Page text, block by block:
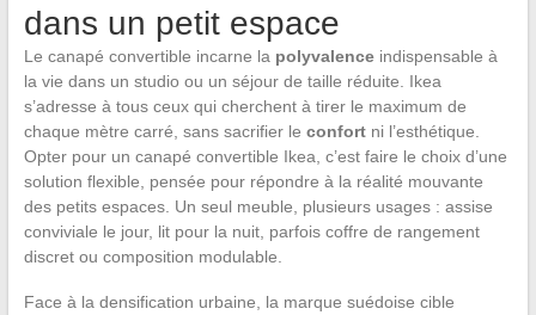
dans un petit espace
Le canapé convertible incarne la polyvalenceindispensable à
la vie dans un studio ou un séjour de taille réduite. Ikea
s’adresse à tous ceux qui cherchent à tirer le maximum de
chaque mètre carré, sans sacrifier le confortni l’esthétique.
Opter pour un canapé convertible Ikea, c’est faire le choix d’une
solution flexible, pensée pour répondre à la réalité mouvante
des petits espaces. Un seul meuble, plusieurs usages : assise
conviviale le jour, lit pour la nuit, parfois coffre de rangement
discret ou composition modulable.
Face à la densification urbaine, la marque suédoise cible